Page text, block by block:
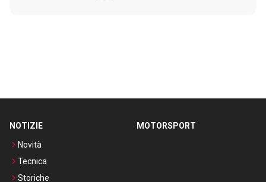
NOTIZIE
Novità
Tecnica
Storiche
MOTORSPORT